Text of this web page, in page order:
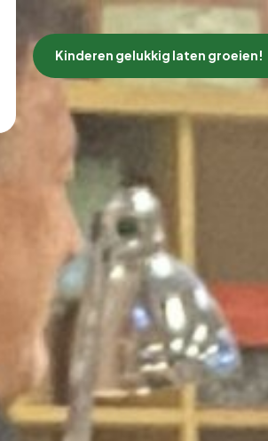
Kinderen gelukkig laten groeien!